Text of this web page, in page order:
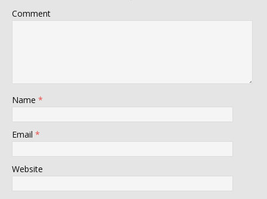
Comment
Name *
Email *
Website